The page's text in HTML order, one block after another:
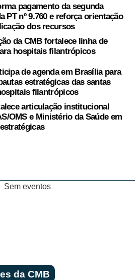
pagamento da segunda
PT nº 9.760 e reforça orientação
dos recursos
da CMB fortalece linha de
hospitais filantrópicos
de agenda em Brasília para
estratégicas das santas
filantrópicos
articulação institucional
OMS e Ministério da Saúde em
Sem eventos
da CMB